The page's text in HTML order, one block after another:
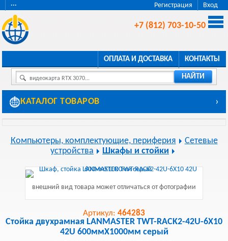
Регистрация Вход
···
+7 (812) 703-10-50
ОПЛАТА И ДОСТАВКА КОНТАКТЫ
видеокарта RTX 3070... НАЙТИ
КАТАЛОГ ТОВАРОВ ›
Компьютеры, комплектующие, периферия
Сетевые
устройства
Шкафы и стойки
внешний вид товара может отличаться от фотографии
Артикул: 464283
Стойка двухрамная LANMASTER TWT-RACK2-42U-6X10
42U 600ммX1000мм серый